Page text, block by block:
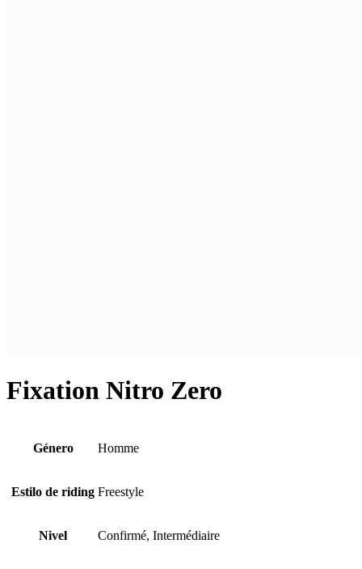
Fixation Nitro Zero
Género Homme
Estilo de riding Freestyle
Nivel Confirmé, Intermédiaire